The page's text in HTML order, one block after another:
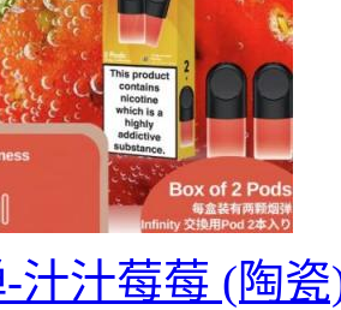
汁汁莓莓 (陶